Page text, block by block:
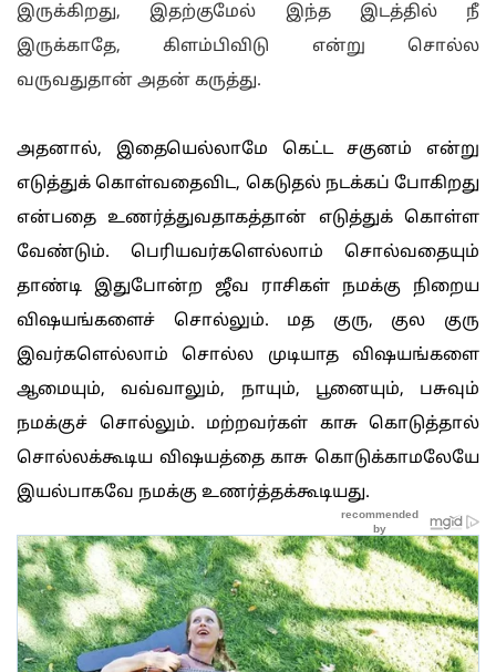
இருக்கிறது, இதற்குமேல் இந்த இடத்தில் நீ
இருக்காதே, கிளம்பிவிடு என்று சொல்ல
வருவதுதான் அதன் கருத்து.
அதனால், இதையெல்லாமே கெட்ட சகுனம் என்று
எடுத்துக் கொள்வதைவிட, கெடுதல் நடக்கப் போகிறது
என்பதை உணர்த்துவதாகத்தான் எடுத்துக் கொள்ள
வேண்டும். பெரியவர்களெல்லாம் சொல்வதையும்
தாண்டி இதுபோன்ற ஜீவ ராசிகள் நமக்கு நிறைய
விஷயங்களைச் சொல்லும். மத குரு, குல குரு
இவர்களெல்லாம் சொல்ல முடியாத விஷயங்களை
ஆமையும், வவ்வாலும், நாயும், பூனையும், பசுவும்
நமக்குச் சொல்லும். மற்றவர்கள் காசு கொடுத்தால்
சொல்லக்கூடிய விஷயத்தை காசு கொடுக்காமலேயே
இயல்பாகவே நமக்கு உணர்த்தக்கூடியது.